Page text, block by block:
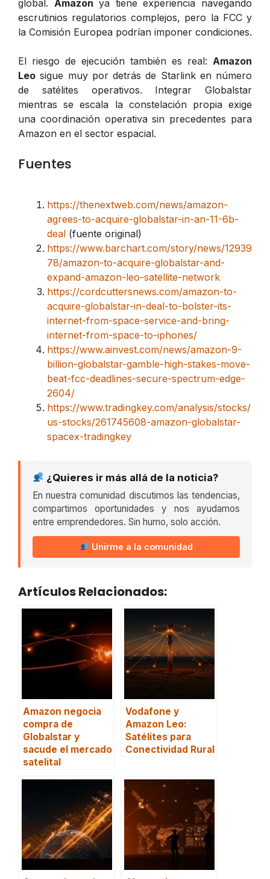
global. Amazon ya tiene experiencia navegando
escrutinios regulatorios complejos, pero la FCC y
la Comisión Europea podrían imponer condiciones.
El riesgo de ejecución también es real: Amazon
Leo sigue muy por detrás de Starlink en número
de satélites operativos. Integrar Globalstar
mientras se escala la constelación propia exige
una coordinación operativa sin precedentes para
Amazon en el sector espacial.
Fuentes
https://thenextweb.com/news/amazon-
agrees-to-acquire-globalstar-in-an-11-6b-
deal (fuente original)
https://www.barchart.com/story/news/12939
78/amazon-to-acquire-globalstar-and-
expand-amazon-leo-satellite-network
https://cordcuttersnews.com/amazon-to-
acquire-globalstar-in-deal-to-bolster-its-
internet-from-space-service-and-bring-
internet-from-space-to-iphones/
https://www.ainvest.com/news/amazon-9-
billion-globalstar-gamble-high-stakes-move-
beat-fcc-deadlines-secure-spectrum-edge-
2604/
https://www.tradingkey.com/analysis/stocks/
us-stocks/261745608-amazon-globalstar-
spacex-tradingkey
¿Quieres ir más allá de la noticia?
En nuestra comunidad discutimos las tendencias,
compartimos oportunidades y nos ayudamos
entre emprendedores. Sin humo, solo acción.
Unirme a la comunidad
Artículos Relacionados:
Amazon negocia
compra de
Globalstar y
sacude el mercado
satelital
Vodafone y
Amazon Leo:
Satélites para
Conectividad Rural